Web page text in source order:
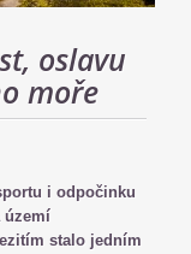
oslavu
moře
i odpočinku
území
stalo jedním